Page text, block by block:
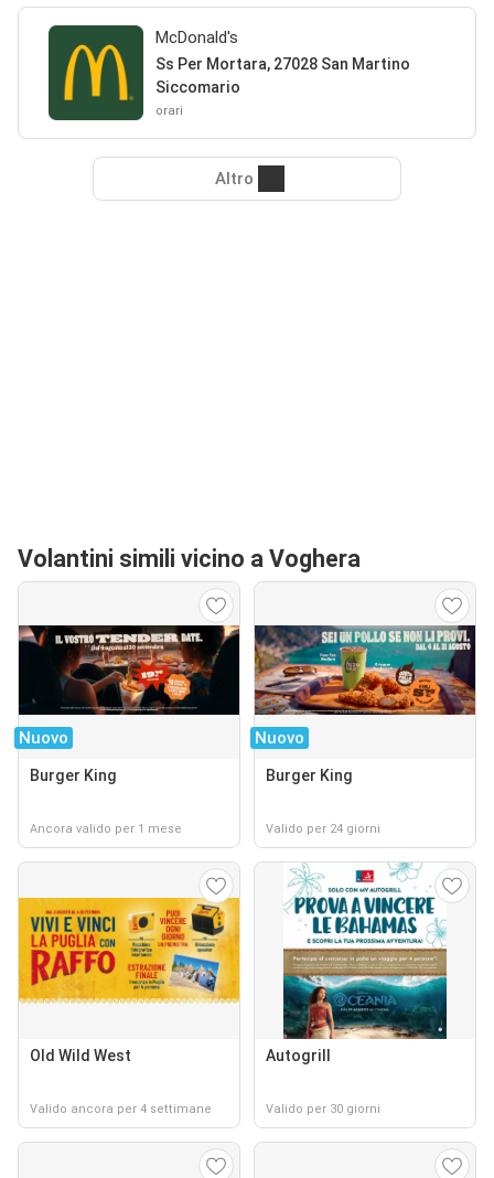
McDonald's
Ss Per Mortara, 27028 San Martino
Siccomario
orari
Altro
Volantini simili vicino a Voghera
Nuovo
Burger King
Ancora valido per 1 mese
Nuovo
Burger King
Valido per 24 giorni
Old Wild West
Valido ancora per 4 settimane
Autogrill
Valido per 30 giorni